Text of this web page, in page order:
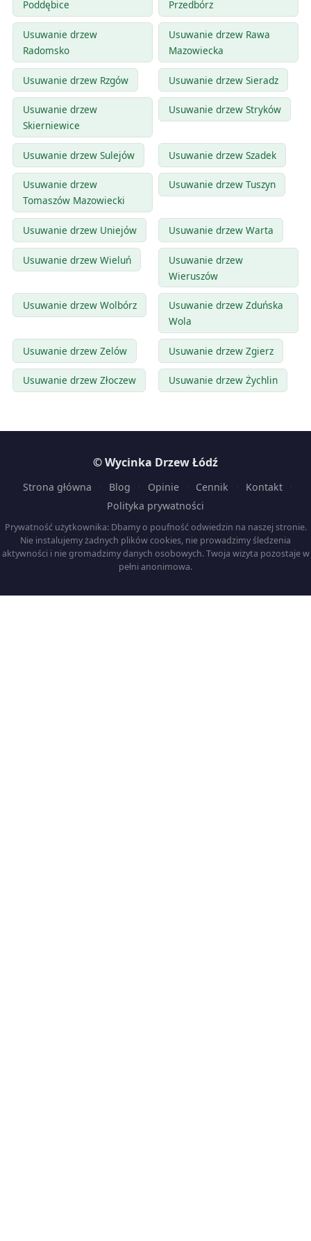
Poddębice
Przedbórz
Usuwanie drzew
Radomsko
Usuwanie drzew Rawa
Mazowiecka
Usuwanie drzew Rzgów Usuwanie drzew Sieradz
Usuwanie drzew
Skierniewice
Usuwanie drzew Stryków
Usuwanie drzew Sulejów Usuwanie drzew Szadek
Usuwanie drzew
Tomaszów Mazowiecki
Usuwanie drzew Tuszyn
Usuwanie drzew Uniejów Usuwanie drzew Warta
Usuwanie drzew Wieluń
Usuwanie drzew
Wieruszów
Usuwanie drzew Wolbórz
Usuwanie drzew Zduńska
Wola
Usuwanie drzew Zelów Usuwanie drzew Zgierz
Usuwanie drzew Złoczew Usuwanie drzew Żychlin
© Wycinka Drzew Łódź
Strona główna Blog Opinie Cennik Kontakt
Polityka prywatności
Prywatność użytkownika: Dbamy o poufność odwiedzin na naszej stronie.
Nie instalujemy żadnych plików cookies, nie prowadzimy śledzenia
aktywności i nie gromadzimy danych osobowych. Twoja wizyta pozostaje w
pełni anonimowa.